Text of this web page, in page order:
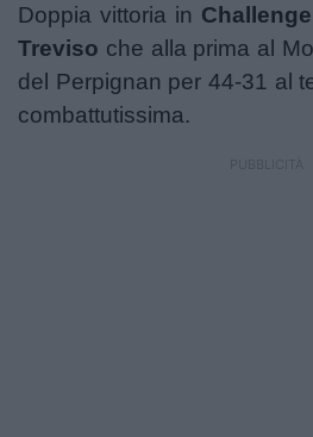
Rugby World Cup
Super Rugby
Doppia vittoria in
Treviso che alla prima al
del Perpignan per 44-31 al
combattutissima.